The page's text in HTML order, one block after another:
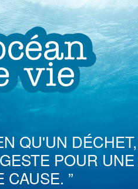
QU'UN DÉCHET,
POUR UNE
CAUSE. ”